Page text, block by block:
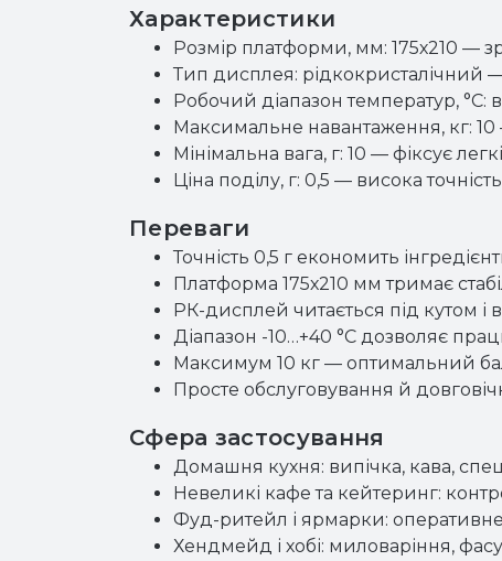
Характеристики
Розмір платформи, мм: 175х210 —
Тип дисплея: рідкокристалічний
Робочий діапазон температур, °C:
Максимальне навантаження, кг:
Мінімальна вага, г: 10 — фіксує
Ціна поділу, г: 0,5 — висока
Переваги
Точність 0,5 г економить
Платформа 175х210 мм тримає
РК-дисплей читається під кутом і
Діапазон -10…+40 °C дозволяє
Максимум 10 кг — оптимальний
Просте обслуговування й
Сфера застосування
Домашня кухня: випічка, кава,
Невеликі кафе та кейтеринг:
Фуд-ритейл і ярмарки:
Хендмейд і хобі: миловаріння,